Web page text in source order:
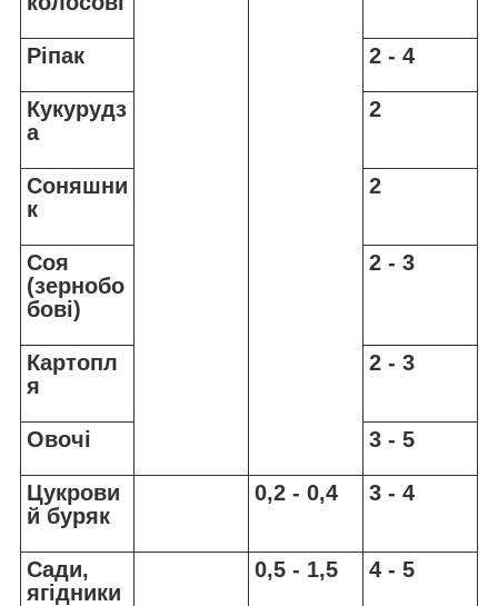
Ріпак 2 - 4
Кукурудз
а
2
Соняшни
к
2
Соя
(зернобо
бові)
2 - 3
Картопл
я
2 - 3
Овочі 3 - 5
Цукрови
й буряк
0,2 - 0,4 3 - 4
Сади,
ягідники
0,5 - 1,5 4 - 5